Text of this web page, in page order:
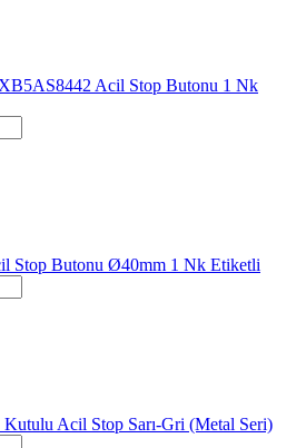
Acil Stop Butonu 1 Nk
Stop Butonu Ø40mm 1 Nk Etiketli
Acil Stop Sarı-Gri (Metal Seri)